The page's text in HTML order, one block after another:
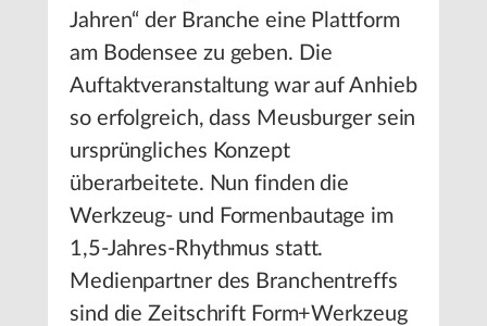
Jahren“ der Branche eine Plattform
am Bodensee zu geben. Die
Auftaktveranstaltung war auf Anhieb
so erfolgreich, dass Meusburger sein
ursprüngliches Konzept
überarbeitete. Nun finden die
Werkzeug- und Formenbautage im
1,5-Jahres-Rhythmus statt.
Medienpartner des Branchentreffs
sind die Zeitschrift Form+Werkzeug